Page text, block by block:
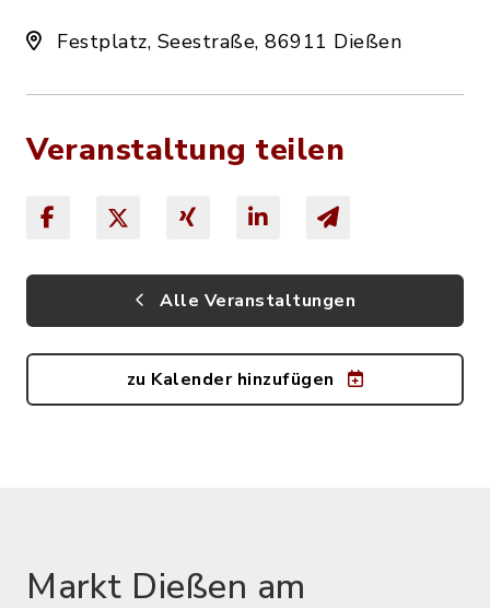
Festplatz, Seestraße, 86911 Dießen
Veranstaltung teilen
Alle Veranstaltungen
zu Kalender hinzufügen
Markt Dießen am